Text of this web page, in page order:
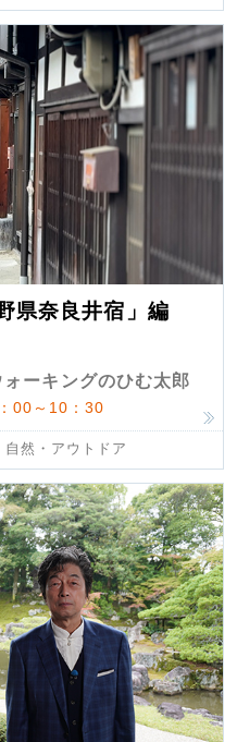
県奈良井宿」編
ーキングのひむ太郎
00～10：30
自然・アウトドア